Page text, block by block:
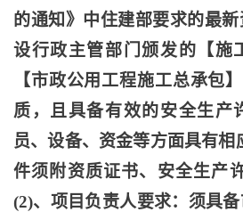
的通知》中住建部要求的最
设行政主管部门颁发的【施
【市政公用工程施工总承包
质，且具备有效的安全生产
员、设备、资金等方面具有相
件须附资质证书、安全生产
(2)、项目负责人要求：须具